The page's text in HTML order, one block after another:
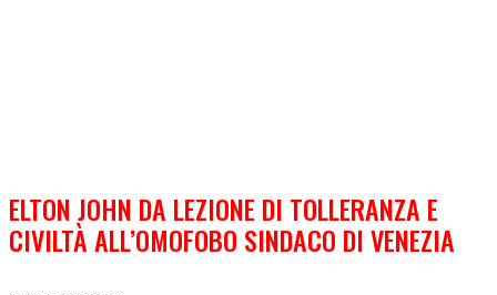
ELTON JOHN DA LEZIONE DI TOLLERANZA E
CIVILTÀ ALL’OMOFOBO SINDACO DI VENEZIA